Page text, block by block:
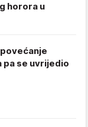
horora u
se uvrijedio